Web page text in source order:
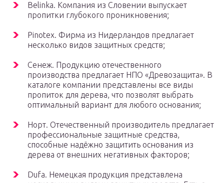
Belinka. Компания из Словении выпускает
пропитки глубокого проникновения;
Pinotex. Фирма из Нидерландов предлагает
несколько видов защитных средств;
Сенеж. Продукцию отечественного
производства предлагает НПО «Древозащита». В
каталоге компании представлены все виды
пропиток для дерева, что позволят выбрать
оптимальный вариант для любого основания;
Норт. Отечественный производитель предлагает
профессиональные защитные средства,
способные надёжно защитить основания из
дерева от внешних негативных факторов;
Dufa. Немецкая продукция представлена